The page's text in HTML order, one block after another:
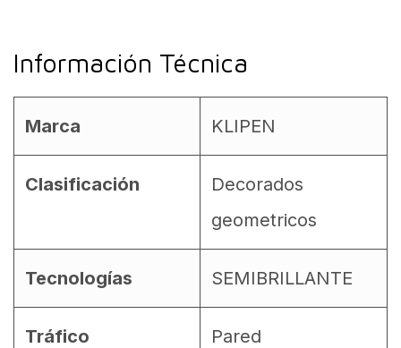
Información Técnica
Marca KLIPEN
Clasificación
Decorados
geometricos
Tecnologías SEMIBRILLANTE
Tráfico Pared